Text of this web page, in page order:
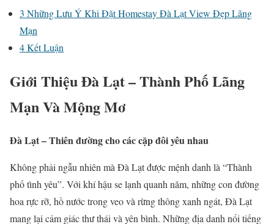
3 Những Lưu Ý Khi Đặt Homestay Đà Lạt View Đẹp Lãng
Mạn
4Kết Luận
Giới Thiệu Đà Lạt – Thành Phố Lãng
Mạn Và Mộng Mơ
Đà Lạt – Thiên đường cho các cặp đôi yêu nhau
Không phải ngẫu nhiên mà Đà Lạt được mệnh danh là “Thành
phố tình yêu”. Với khí hậu se lạnh quanh năm, những con đường
hoa rực rỡ, hồ nước trong veo và rừng thông xanh ngát, Đà Lạt
mang lại cảm giác thư thái và yên bình. Những địa danh nổi tiếng